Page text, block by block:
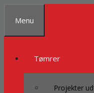
Menu
Tømrer
Projekter